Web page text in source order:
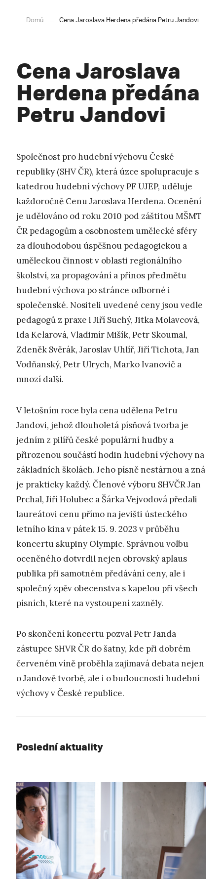
Domů Cena Jaroslava Herdena předána Petru Jandovi
Cena Jaroslava
Herdena předána
Petru Jandovi
Společnost pro hudební výchovu České
republiky (SHV ČR), která úzce spolupracuje s
katedrou hudební výchovy PF UJEP, uděluje
každoročně Cenu Jaroslava Herdena. Ocenění
je udělováno od roku 2010 pod záštitou MŠMT
ČR pedagogům a osobnostem umělecké sféry
za dlouhodobou úspěšnou pedagogickou a
uměleckou činnost v oblasti regionálního
školství, za propagování a přínos předmětu
hudební výchova po stránce odborné i
společenské. Nositeli uvedené ceny jsou vedle
pedagogů z praxe i Jiří Suchý, Jitka Molavcová,
Ida Kelarová, Vladimír Mišík, Petr Skoumal,
Zdeněk Svěrák, Jaroslav Uhlíř, Jiří Tichota, Jan
Vodňanský, Petr Ulrych, Marko Ivanovič a
mnozí další.
V letošním roce byla cena udělena Petru
Jandovi, jehož dlouholetá písňová tvorba je
jedním z pilířů české populární hudby a
přirozenou součástí hodin hudební výchovy na
základních školách. Jeho písně nestárnou a zná
je prakticky každý. Členové výboru SHVČR Jan
Prchal, Jiří Holubec a Šárka Vejvodová předali
laureátovi cenu přímo na jevišti ústeckého
letního kina v pátek 15. 9. 2023 v průběhu
koncertu skupiny Olympic. Správnou volbu
oceněného dotvrdil nejen obrovský aplaus
publika při samotném předávání ceny, ale i
společný zpěv obecenstva s kapelou při všech
písních, které na vystoupení zazněly.
Po skončení koncertu pozval Petr Janda
zástupce SHVR ČR do šatny, kde při dobrém
červeném víně proběhla zajímavá debata nejen
o Jandově tvorbě, ale i o budoucnosti hudební
výchovy v České republice.
Poslední aktuality